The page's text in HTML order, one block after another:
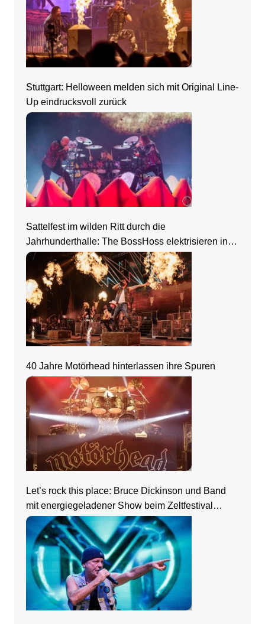
Stuttgart: Helloween melden sich mit Original Line-
Up eindrucksvoll zurück
Sattelfest im wilden Ritt durch die
Jahrhunderthalle: The BossHoss elektrisieren in
Frankfurt
40 Jahre Motörhead hinterlassen ihre Spuren
Let’s rock this place: Bruce Dickinson und Band
mit energiegeladener Show beim Zeltfestival
Rhein-Neckar